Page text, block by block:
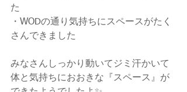
た
・WODの通り気持ちにスペースがたく
さんできました
みなさんしっかり動いてジミ汗かいて
体と気持ちにおおきな『スペース』が